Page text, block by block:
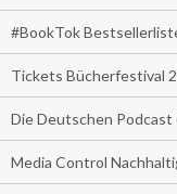
#BookTok
Tickets Bücherfestival
Die Deutschen Podcast
Media Control